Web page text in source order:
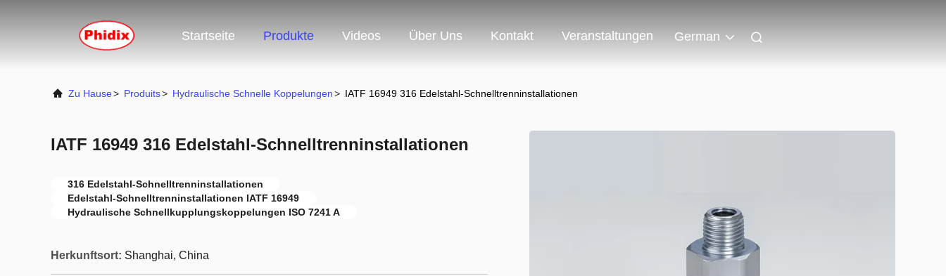
Startseite Produkte Videos Über Uns Kontakt Veranstaltungen German
Zu Hause> Produits> Hydraulische Schnelle Koppelungen> IATF 16949 316 Edelstahl-Schnelltrenninstallationen
IATF 16949 316 Edelstahl-Schnelltrenninstallationen
316 Edelstahl-Schnelltrenninstallationen
Edelstahl-Schnelltrenninstallationen IATF 16949
Hydraulische Schnellkupplungskoppelungen ISO 7241 A
Herkunftsort: Shanghai, China